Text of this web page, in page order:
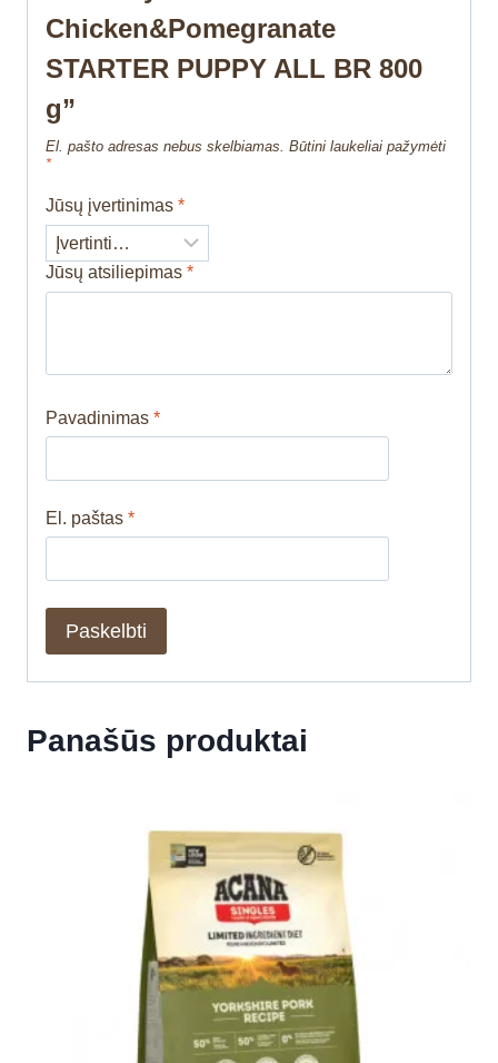
Chicken&Pomegranate
STARTER PUPPY ALL BR 800
g”
El. pašto adresas nebus skelbiamas. Būtini laukeliai pažymėti
*
Jūsų įvertinimas *
Jūsų atsiliepimas *
Pavadinimas *
El. paštas *
Panašūs produktai